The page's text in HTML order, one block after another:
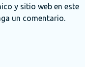
y sitio web en este
un comentario.